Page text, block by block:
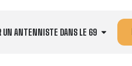
UN ANTENNISTE DANS LE 69